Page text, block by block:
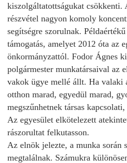
kiszolgáltatottságukat csökkenti.
részvétel nagyon komoly
segítségre szorulnak.
támogatás, amelyet 2012 óta az
önkormányzattól. Fodor Ágnes
polgármester munkatársaival az
vakok ügye mellé állt. Ha valaki
otthon marad, egyedül marad,
megszűnhetnek társas
Az egyesület elkötelezett
rászorultat felkutasson.
Az elnök jelezte, a munka során
megtalálnak. Számukra